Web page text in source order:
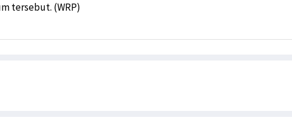
tersebut. (WRP)